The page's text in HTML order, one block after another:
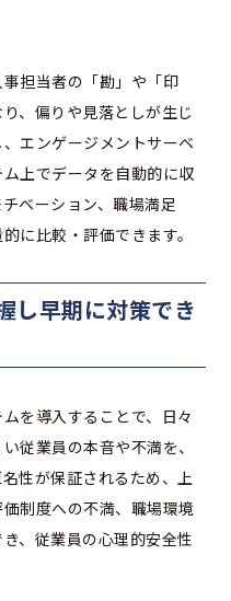
担当者の「勘」や「印
、偏りや見落としが生じ
エンゲージメントサーベ
上でデータを自動的に収
ベーション、職場満足
に比較・評価できます。
し早期に対策でき
を導入することで、日々
従業員の本音や不満を、
性が保証されるため、上
制度への不満、職場環境
、従業員の心理的安全性